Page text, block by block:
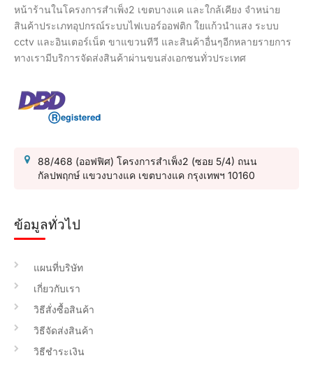
หน้าร้านในโครงการสำเพ็ง2 เขตบางแค และใกล้เคียง จำหน่าย
สินค้าประเภทอุปกรณ์ระบบไฟเบอร์ออฟติก ใยแก้วนำแสง ระบบ
cctv และอินเตอร์เน็ต ขาแขวนทีวี และสินค้าอื่นๆอีกหลายรายการ
ทางเรามีบริการจัดส่งสินค้าผ่านขนส่งเอกชนทั่วประเทศ
88/468 (ออฟฟิศ) โครงการสำเพ็ง2 (ซอย 5/4) ถนน
กัลปพฤกษ์ แขวงบางแค เขตบางแค กรุงเทพฯ 10160
ข้อมูลทั่วไป
แผนที่บริษัท
เกี่ยวกับเรา
วิธีสั่งซื้อสินค้า
วิธีจัดส่งสินค้า
วิธีชำระเงิน